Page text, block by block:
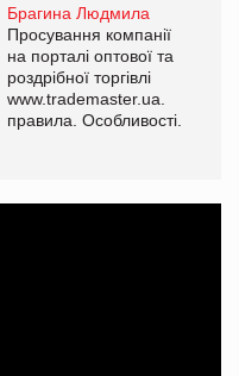
Брагина Людмила
Просування компанії
на порталі оптової та
роздрібної торгівлі
www.trademaster.ua.
правила. Особливості.